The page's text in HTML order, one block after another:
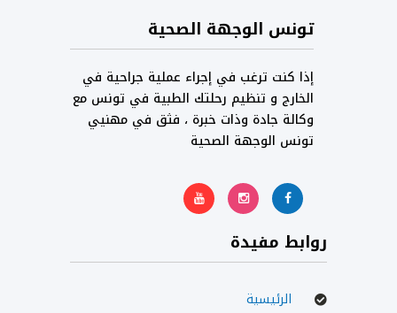
تونس الوجهة الصحية
إذا كنت ترغب في إجراء عملية جراحية في
الخارج و تنظيم رحلتك الطبية في تونس مع
وكالة جادة وذات خبرة ، فثق في مهنيي
تونس الوجهة الصحية
روابط مفيدة
الرئيسية